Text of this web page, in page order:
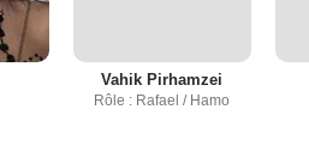
Vahik Pirhamzei
Rôle : Rafael / Hamo